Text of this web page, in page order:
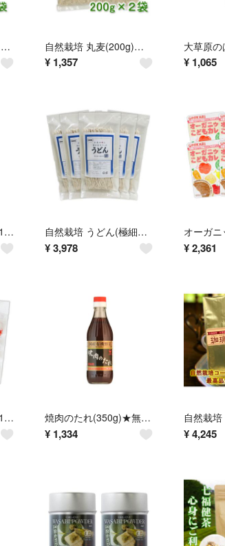
自然栽培 麦茶(200g(10g×20))★無農薬・無肥料の究極の自然農法の六条大麦を使用★ノンカフェイン 自然栽培 丸麦(200g)Ｘ２袋★無肥料・無農薬★低カロリーの麦ご飯♪栄養豊富♪
¥ 1,357 ¥ 1,065
自然栽培 古代赤飯米(150g)★黒米，赤米，もち米★飛騨高山で無肥料・無農薬★ 自然栽培 うどん(極細麺)(200g)Ｘ５袋★無肥料・無農薬・自家採取★小麦粉は北ほなみ使用★
¥3,978 ¥ 2,361
自然栽培 赤かぶ漬け(100gＸ３)★無肥料・無農薬の野菜★無添加・無化学調味料 焼肉のたれ(350g)★無添加・無化学調味料★こだわりの原料★味わい深い♪
¥ 1,334 ¥ 4,245